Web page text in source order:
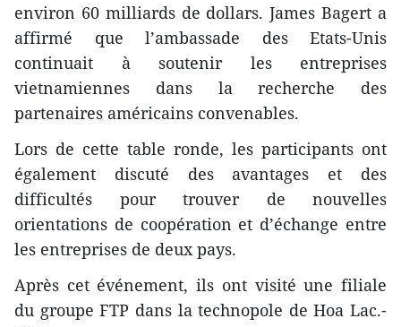
environ 60 milliards de dollars. James Bagert a
affirmé que l’ambassade des Etats-Unis
continuait à soutenir les entreprises
vietnamiennes dans la recherche des
partenaires américains convenables.
Lors de cette table ronde, les participants ont
également discuté des avantages et des
difficultés pour trouver de nouvelles
orientations de coopération et d’échange entre
les entreprises de deux pays.
Après cet événement, ils ont visité une filiale
du groupe FTP dans la technopole de Hoa Lac.-